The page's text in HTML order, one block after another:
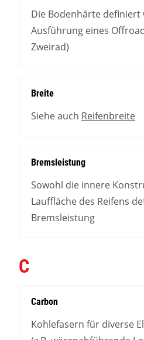
Die Bodenhärte definiert
Ausführung eines
Zweirad)
Breite
Siehe auch Reifenbreite
Bremsleistung
Sowohl die innere
Lauffläche des Reifens
Bremsleistung
C
Carbon
Kohlefasern für diverse